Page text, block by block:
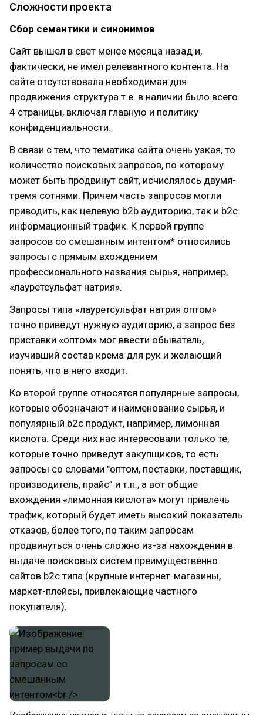
Сложности проекта
Сбор семантики и синонимов
Сайт вышел в свет менее месяца назад и,
фактически, не имел релевантного контента. На
сайте отсутствовала необходимая для
продвижения структура т.е. в наличии было всего
4 страницы, включая главную и политику
конфиденциальности.
В связи с тем, что тематика сайта очень узкая, то
количество поисковых запросов, по которому
может быть продвинут сайт, исчислялось двумя-
тремя сотнями. Причем часть запросов могли
приводить, как целевую b2b аудиторию, так и b2c
информационный трафик. К первой группе
запросов со смешанным интентом* относились
запросы с прямым вхождением
профессионального названия сырья, например,
«лауретсульфат натрия».
Запросы типа «лауретсульфат натрия оптом»
точно приведут нужную аудиторию, а запрос без
приставки «оптом» мог ввести обыватель,
изучивший состав крема для рук и желающий
понять, что в него входит.
Ко второй группе относятся популярные запросы,
которые обозначают и наименование сырья, и
популярный b2c продукт, например, лимонная
кислота. Среди них нас интересовали только те,
которые точно приведут закупщиков, то есть
запросы со словами "оптом, поставки, поставщик,
производитель, прайс” и т.п., а вот общие
вхождения «лимонная кислота» могут привлечь
трафик, который будет иметь высокий показатель
отказов, более того, по таким запросам
продвинуться очень сложно из-за нахождения в
выдаче поисковых систем преимущественно
сайтов b2c типа (крупные интернет-магазины,
маркет-плейсы, привлекающие частного
покупателя).